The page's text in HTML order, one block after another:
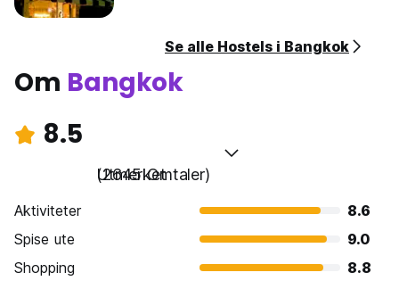
Se alle Hostels i Bangkok
Om Bangkok
8.5
Utmerket
(2645 Omtaler)
Aktiviteter
8.6
Spise ute
9.0
Shopping
8.8